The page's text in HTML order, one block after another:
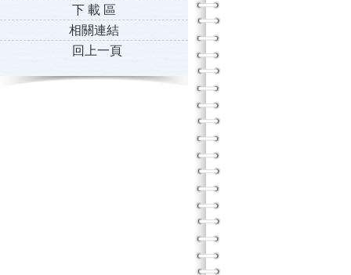
下 載 區
相關連結
回上一頁